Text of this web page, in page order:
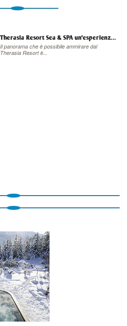
Therasia Resort Sea & SPA un'esperienza termale a 360°
Il panorama che è possibile ammirare dal
Therasia Resort è...